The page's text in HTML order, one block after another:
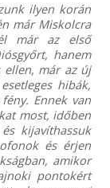
ilyen korán
már Miskolcra
már az első
hanem
ellen, már az új
hibák,
Ennek van
most, időben
kijavíthassuk
és érjen
amikor
pontokért